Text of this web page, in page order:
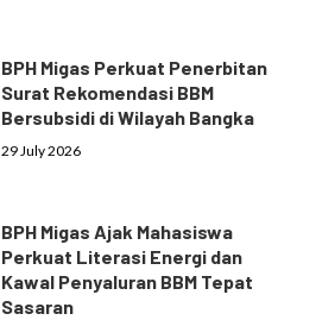
BPH Migas Perkuat Penerbitan
Surat Rekomendasi BBM
Bersubsidi di Wilayah Bangka
29 July 2026
BPH Migas Ajak Mahasiswa
Perkuat Literasi Energi dan
Kawal Penyaluran BBM Tepat
Sasaran